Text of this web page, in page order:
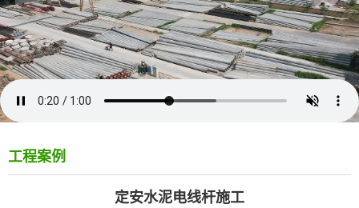
工程案例
定安水泥电线杆施工